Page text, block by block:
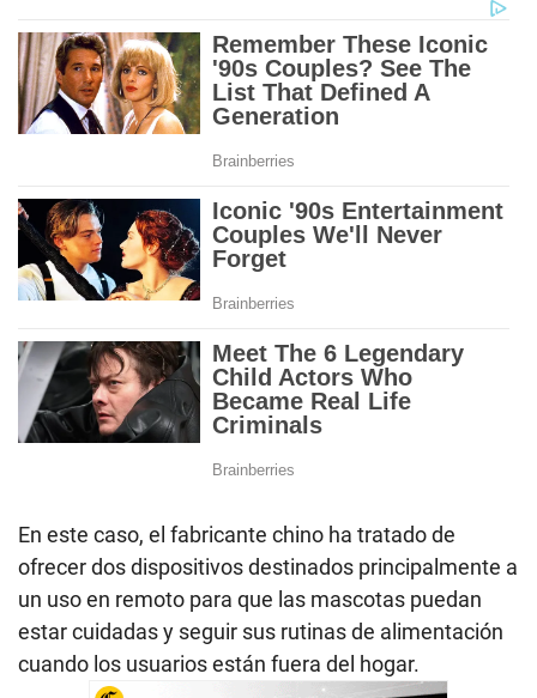
En este caso, el fabricante chino ha tratado de
ofrecer dos dispositivos destinados principalmente a
un uso en remoto para que las mascotas puedan
estar cuidadas y seguir sus rutinas de alimentación
cuando los usuarios están fuera del hogar.